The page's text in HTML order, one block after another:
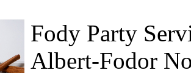
Fody Party
Albert-Fodor